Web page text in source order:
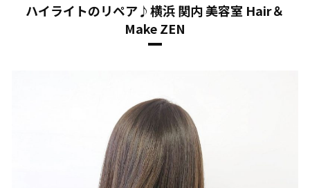
ハイライトのリペア♪横浜 関内 美容室 Hair＆
Make ZEN